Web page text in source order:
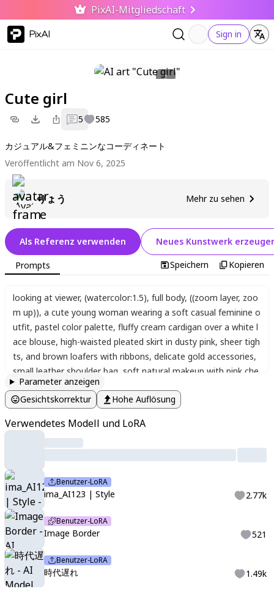
PixAI-Mitgliedschaft
PixAI Sign in
Cute girl
5 585
カジュアル&フェミニンなコーディネート
Veröffentlicht am Nov 6, 2025
りょう Mehr zu sehen
Als Referenz verwenden Neues Kunstwerk
Prompts Speichern Kopieren
looking at viewer, (watercolor:1.5), full body, ((zoom layer, zoo
m up)), a cute young woman wearing a soft casual feminine o
utfit, pastel color palette, fluffy cream cardigan over a white l
ace blouse, high-waisted pleated skirt in dusty pink, sheer tigh
ts, and brown loafers with ribbons, delicate gold accessories,
small leather shoulder bag soft natural makeup with pink che
eks, light brown wavy hair in a loose half-up style with a pearl
hair clip, standing in gentle sunlight on a quiet street with blo
ture, studio quality lighting, fashion photography (((abstract b
ackground, dynamic pose, dynamic angle)))
open legs, r17329_illu,HK7Style,, <lora:image_border>, char in
border
selected topics
Parameter anzeigen
Gesichtskorrektur
Hohe Auflösung
Verwendetes Modell und LoRA
Benutzer-LoRA
ima_AI123 | Style 2.77k
Benutzer-LoRA
Image Border 521
Benutzer-LoRA
時代遅れ 1.49k